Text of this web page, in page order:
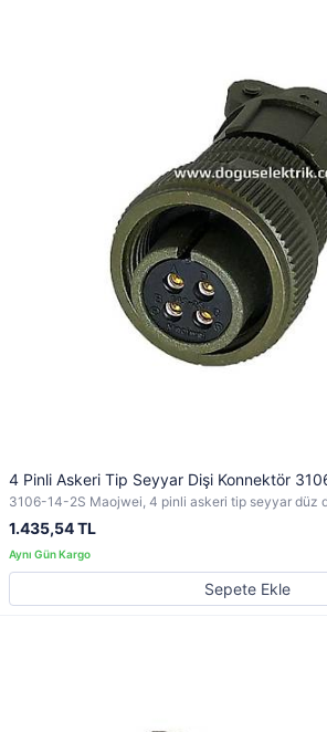
4 Pinli Askeri Tip Seyyar Dişi Konnektör
3106-14-2S Maojwei, 4 pinli askeri tip seyyar düz
1.435,54 TL
Sepete Ekle